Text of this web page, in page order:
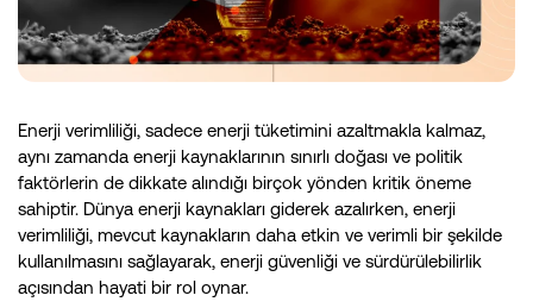
Enerji verimliliği, sadece enerji tüketimini azaltmakla kalmaz,
aynı zamanda enerji kaynaklarının sınırlı doğası ve politik
faktörlerin de dikkate alındığı birçok yönden kritik öneme
sahiptir. Dünya enerji kaynakları giderek azalırken, enerji
verimliliği, mevcut kaynakların daha etkin ve verimli bir şekilde
kullanılmasını sağlayarak, enerji güvenliği ve sürdürülebilirlik
açısından hayati bir rol oynar.